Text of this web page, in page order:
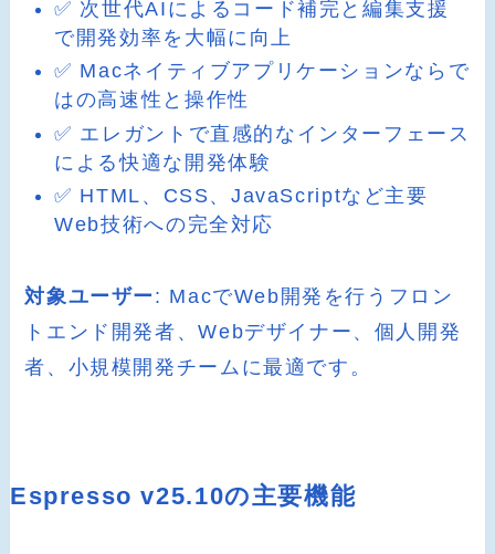
✅ 次世代AIによるコード補完と編集支援
で開発効率を大幅に向上
✅ Macネイティブアプリケーションならで
はの高速性と操作性
✅ エレガントで直感的なインターフェース
による快適な開発体験
✅ HTML、CSS、JavaScriptなど主要
Web技術への完全対応
対象ユーザー: MacでWeb開発を行うフロン
トエンド開発者、Webデザイナー、個人開発
者、小規模開発チームに最適です。
Espresso v25.10の主要機能